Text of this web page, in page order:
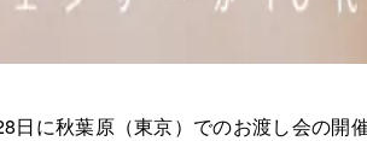
に秋葉原（東京）でのお渡し会の開